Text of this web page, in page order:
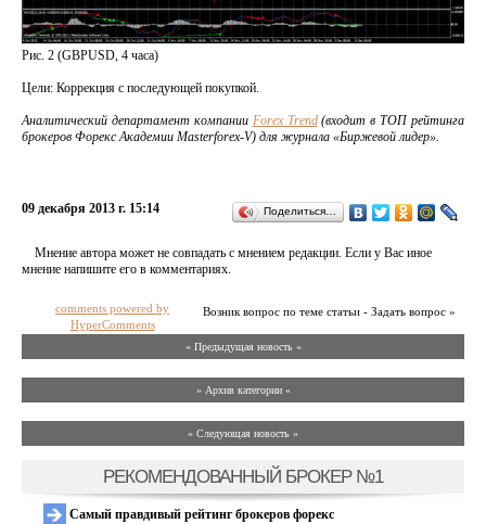
Рис. 2 (GBPUSD, 4 часа)
Цели: Коррекция с последующей покупкой.
Аналитический департамент компании Forex Trend(входит вТОП рейтинга
брокеров ФорексАкадемии Masterforex-V) для журнала «Биржевой лидер».
09 декабря 2013 г. 15:14 Поделиться…
Мнение автора может не совпадать с мнением редакции. Если у Вас иное
мнение напишите его в комментариях.
Возник вопрос по теме статьи - Задать вопрос »
comments powered by
HyperComments
« Предыдущая новость «
» Архив категории «
» Следующая новость »
РЕКОМЕНДОВАННЫЙ БРОКЕР №1
Самый правдивый рейтинг брокеров форекс